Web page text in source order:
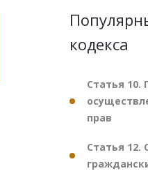
кодекса
Статья 10.
прав
Статья